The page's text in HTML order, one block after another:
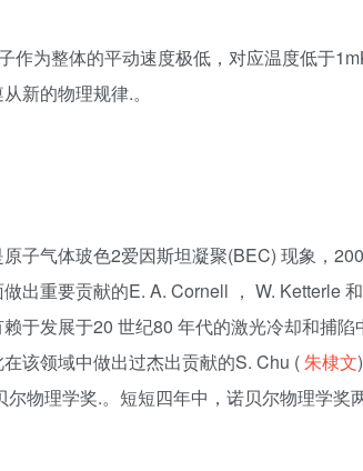
作为整体的平动速度极低，对应温度低于
新的物理规律.。
子气体玻色2爱因斯坦凝聚(BEC) 现象，
出重要贡献的E. A. Cornell ， W. Ketterle
于发展于20 世纪80 年代的激光冷却和捕
该领域中做出过杰出贡献的S. Chu (朱棣文
尔物理学奖.。短短四年中，诺贝尔物理学